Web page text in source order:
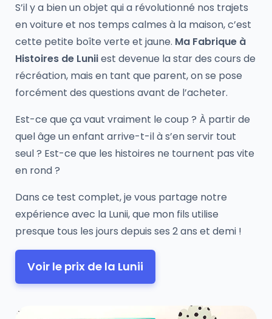
S’il y a bien un objet qui a révolutionné nos trajets
en voiture et nos temps calmes à la maison, c’est
cette petite boîte verte et jaune. Ma Fabrique à
Histoires de Luniiest devenue la star des cours de
récréation, mais en tant que parent, on se pose
forcément des questions avant de l’acheter.
Est-ce que ça vaut vraiment le coup ? À partir de
quel âge un enfant arrive-t-il à s’en servir tout
seul ? Est-ce que les histoires ne tournent pas vite
en rond ?
Dans ce test complet, je vous partage notre
expérience avec la Lunii, que mon fils utilise
presque tous les jours depuis ses 2 ans et demi !
Voir le prix de la Lunii